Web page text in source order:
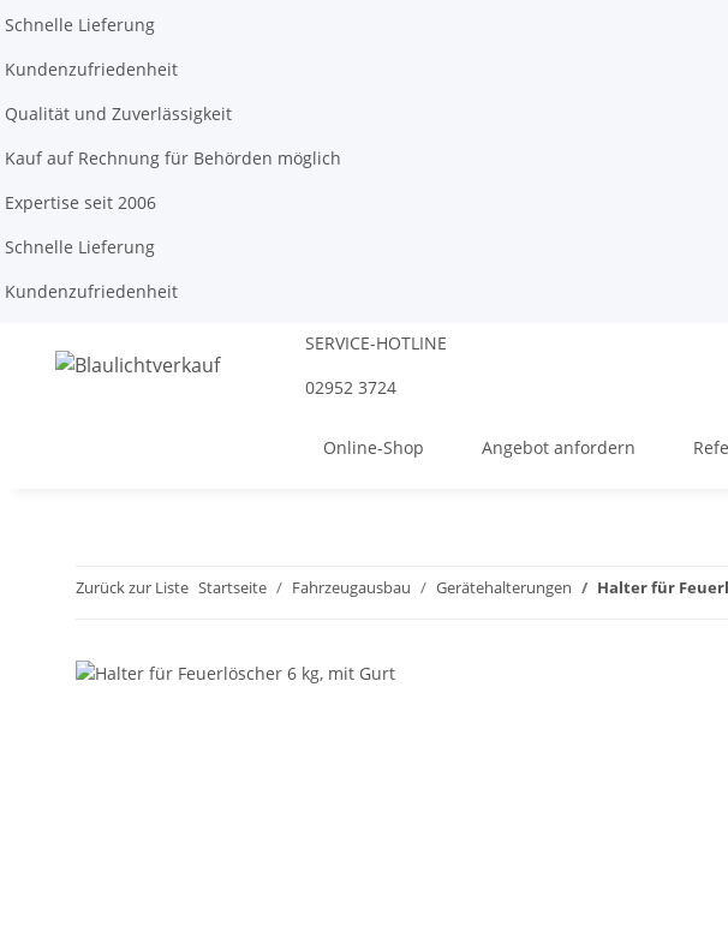
Schnelle Lieferung
Kundenzufriedenheit
Qualität und Zuverlässigkeit
Kauf auf Rechnung für Behörden möglich
Expertise seit 2006
Schnelle Lieferung
Kundenzufriedenheit
SERVICE-HOTLINE
02952 3724
Online-Shop Angebot anfordern
Zurück zur Liste Startseite Fahrzeugausbau Gerätehalterungen Halter für